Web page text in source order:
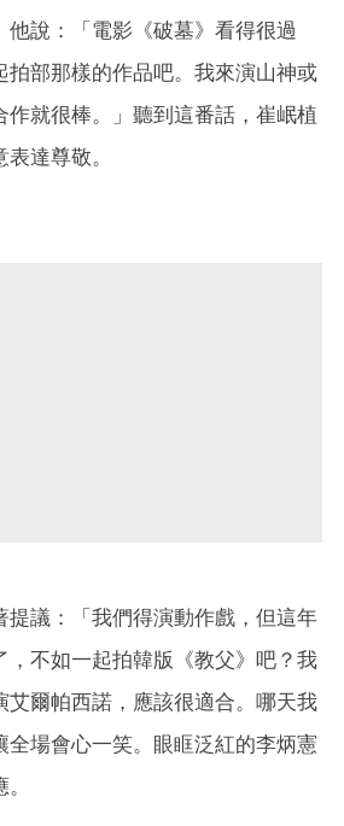
他說：「電影《破墓》看得很過
拍部那樣的作品吧。我來演山神或
作就很棒。」聽到這番話，崔岷植
達尊敬。
提議：「我們得演動作戲，但這年
，不如一起拍韓版《教父》吧？我
艾爾帕西諾，應該很適合。哪天我
全場會心一笑。眼眶泛紅的李炳憲